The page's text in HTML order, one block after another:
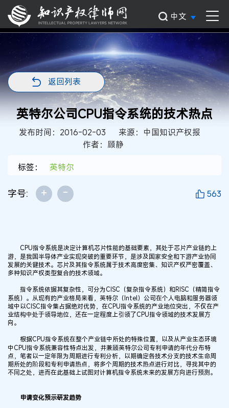
中文
返回列表
英特尔公司CPU指令系统的技术热点
发布时间：2016-02-03
来源：中国知识产权报
作者：顾静
标签：
英特尔
字号: + - 563
CPU指令系统是决定计算机芯片性能的基础要素，其处于芯片产业链的上
游，是我国半导体产业实现突破的重要环节，是涉及国家安全和下游产业协同
发展的关键技术。芯片及其指令系统属于技术高度密集、知识产权严密覆盖、
多种知识产权类型复合的技术领域。
指令系统依据其复杂性，可分为CISC（复杂指令系统）和RISC（精简指令
系统）。从现有的产业格局来看，英特尔（Intel）公司在个人电脑和服务器领
域中以CISC指令集占据绝对优势，在CPU指令系统的产业地位突出，不仅在产
业结构中处于领导地位，还在一定程度上引领了CPU指令领域的技术发展方
向。
根据CPU指令系统在整个产业链中所处的特殊位置，以及从产业生态环境
中CPU指令系统兼容性特点出发，并兼顾英特尔公司专利申请的年代分布特
点，笔者以一定年限为周期进行专利分析，以期确定各技术分支的技术生命周
期所处的阶段和专利申请热点，将多个周期的技术热点进行对比，寻找其中的
不同之处，进而在此基础上试图对计算机指令系统未来的发展方向进行预测。
申请变化预示研发趋势